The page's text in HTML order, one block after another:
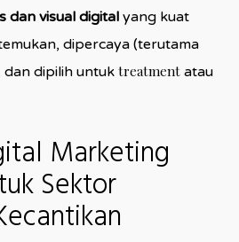
dan visual digitalyang kuat
dipercaya (terutama
dan dipilih untuk treatmentatau
Marketing
Sektor